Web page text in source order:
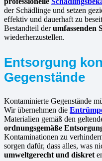
der Schädlinge und setzen
effektiv und dauerhaft zu
Bestandteil derumfassenden
wiederherzustellen.
Entsorgung
Gegenstände
Kontaminierte Gegenstände
Wir übernehmen die
Materialien gemäß den
ordnungsgemäße
Kontaminationen zu
sorgen dafür, dass alles, was
umweltgerecht und diskret